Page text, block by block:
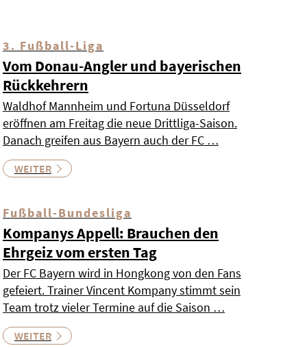
3. Fußball-Liga
Vom Donau-Angler und bayerischen
Rückkehrern
Waldhof Mannheim und Fortuna Düsseldorf
eröffnen am Freitag die neue Drittliga-Saison.
Danach greifen aus Bayern auch der FC …
WEITER
Fußball-Bundesliga
Kompanys Appell: Brauchen den
Ehrgeiz vom ersten Tag
Der FC Bayern wird in Hongkong von den Fans
gefeiert. Trainer Vincent Kompany stimmt sein
Team trotz vieler Termine auf die Saison …
WEITER